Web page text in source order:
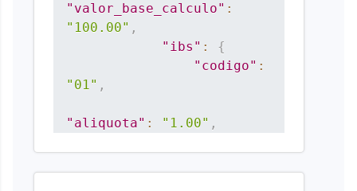
"valor_base_calculo" :
"100.00" ,
"ibs" :
{
"codigo" :
"01" ,
"aliquota" : "1.00" ,